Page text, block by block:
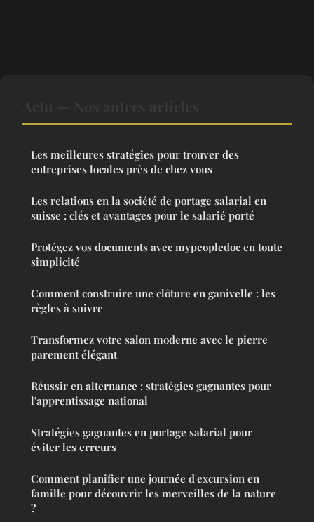
Les meilleures stratégies pour trouver des
entreprises locales près de chez vous
Les relations en la société de portage salarial en
suisse : clés et avantages pour le salarié porté
Protégez vos documents avec mypeopledoc en toute
simplicité
Comment construire une clôture en ganivelle : les
règles à suivre
Transformez votre salon moderne avec le pierre
parement élégant
Réussir en alternance : stratégies gagnantes pour
l'apprentissage national
Stratégies gagnantes en portage salarial pour
éviter les erreurs
Comment planifier une journée d'excursion en
famille pour découvrir les merveilles de la nature
?